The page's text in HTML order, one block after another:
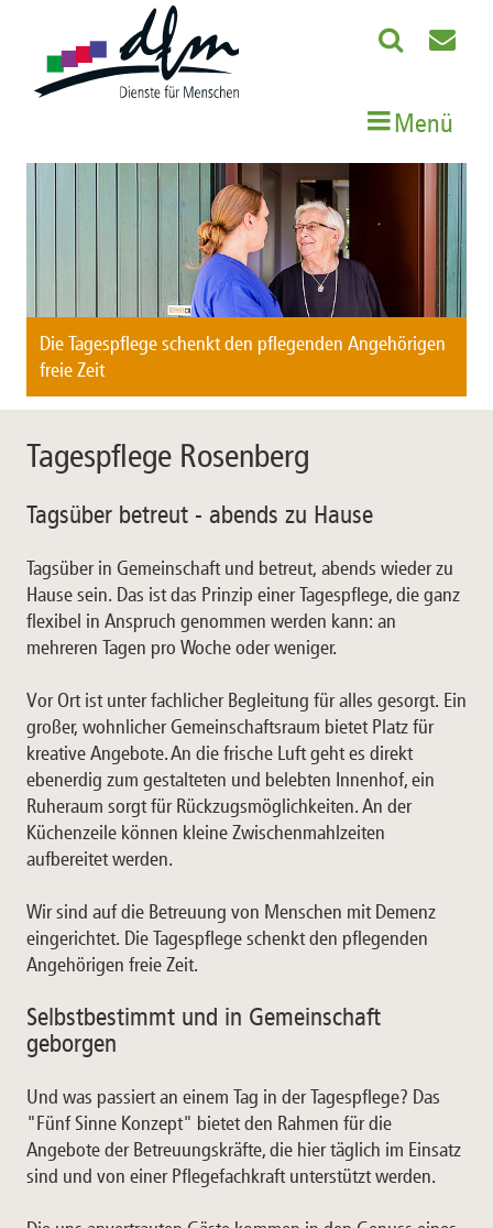
Menü
Die Tagespflege schenkt den pflegenden Angehörigen
freie Zeit
Tagespflege Rosenberg
Tagsüber betreut - abends zu Hause
Tagsüber in Gemeinschaft und betreut, abends wieder zu
Hause sein. Das ist das Prinzip einer Tagespflege, die ganz
flexibel in Anspruch genommen werden kann: an
mehreren Tagen pro Woche oder weniger.
Vor Ort ist unter fachlicher Begleitung für alles gesorgt. Ein
großer, wohnlicher Gemeinschaftsraum bietet Platz für
kreative Angebote. An die frische Luft geht es direkt
ebenerdig zum gestalteten und belebten Innenhof, ein
Ruheraum sorgt für Rückzugsmöglichkeiten. An der
Küchenzeile können kleine Zwischenmahlzeiten
aufbereitet werden.
Wir sind auf die Betreuung von Menschen mit Demenz
eingerichtet. Die Tagespflege schenkt den pflegenden
Angehörigen freie Zeit.
Selbstbestimmt und in Gemeinschaft
geborgen
Und was passiert an einem Tag in der Tagespflege? Das
"Fünf Sinne Konzept" bietet den Rahmen für die
Angebote der Betreuungskräfte, die hier täglich im Einsatz
sind und von einer Pflegefachkraft unterstützt werden.